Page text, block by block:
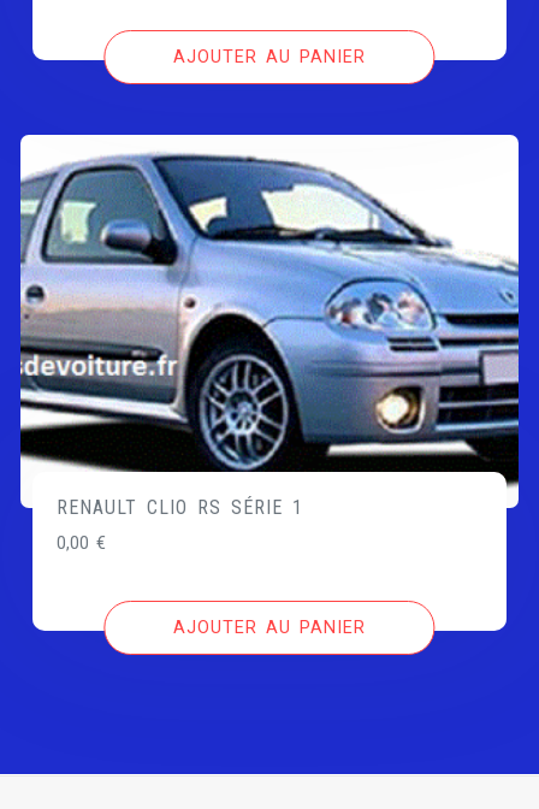
AJOUTER AU PANIER
RENAULT CLIO RS SÉRIE 1
0,00€
AJOUTER AU PANIER